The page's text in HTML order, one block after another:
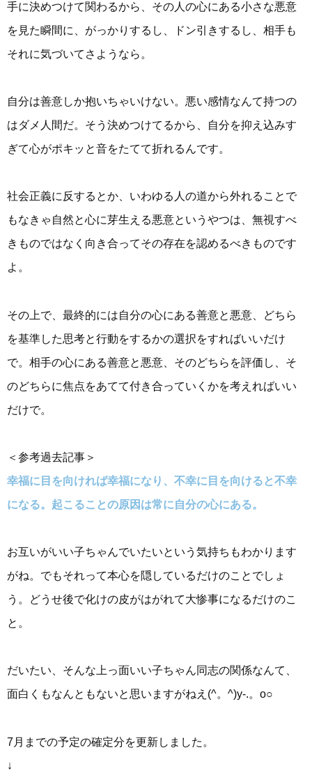
手に決めつけて関わるから、その人の心にある小さな悪意
を見た瞬間に、がっかりするし、ドン引きするし、相手も
それに気づいてさようなら。
自分は善意しか抱いちゃいけない。悪い感情なんて持つの
はダメ人間だ。そう決めつけてるから、自分を抑え込みす
ぎて心がポキッと音をたてて折れるんです。
社会正義に反するとか、いわゆる人の道から外れることで
もなきゃ自然と心に芽生える悪意というやつは、無視すべ
きものではなく向き合ってその存在を認めるべきものです
よ。
その上で、最終的には自分の心にある善意と悪意、どちら
を基準した思考と行動をするかの選択をすればいいだけ
で。相手の心にある善意と悪意、そのどちらを評価し、そ
のどちらに焦点をあてて付き合っていくかを考えればいい
だけで。
＜参考過去記事＞
幸福に目を向ければ幸福になり、不幸に目を向けると不幸
になる。起こることの原因は常に自分の心にある。
お互いがいい子ちゃんでいたいという気持ちもわかります
がね。でもそれって本心を隠しているだけのことでしょ
う。どうせ後で化けの皮がはがれて大惨事になるだけのこ
と。
だいたい、そんな上っ面いい子ちゃん同志の関係なんて、
面白くもなんともないと思いますがねえ(^。^)y-.。o○
7月までの予定の確定分を更新しました。
↓